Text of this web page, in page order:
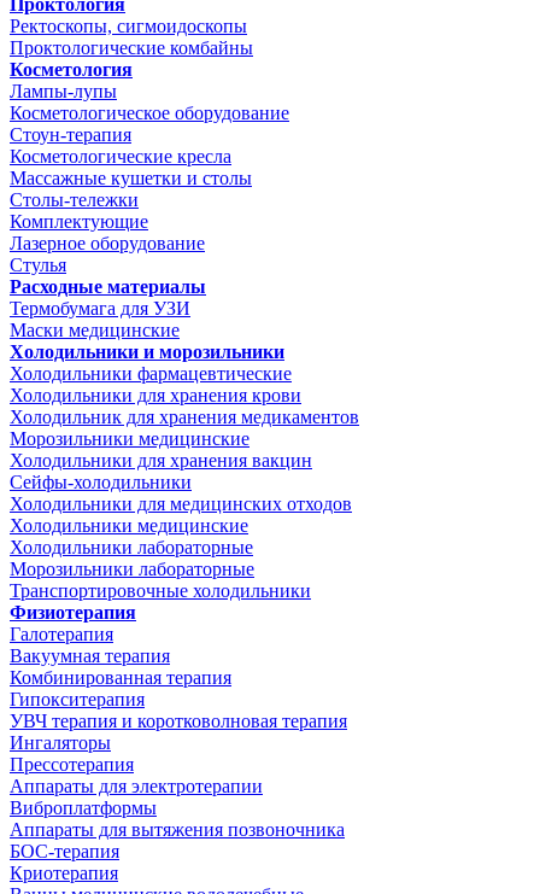
Проктология
Ректоскопы, сигмоидоскопы
Проктологические комбайны
Косметология
Лампы-лупы
Косметологическое оборудование
Стоун-терапия
Косметологические кресла
Массажные кушетки и столы
Столы-тележки
Комплектующие
Лазерное оборудование
Стулья
Расходные материалы
Термобумага для УЗИ
Маски медицинские
Холодильники и морозильники
Холодильники фармацевтические
Холодильники для хранения крови
Холодильник для хранения медикаментов
Морозильники медицинские
Холодильники для хранения вакцин
Сейфы-холодильники
Холодильники для медицинских отходов
Холодильники медицинские
Холодильники лабораторные
Морозильники лабораторные
Транспортировочные холодильники
Физиотерапия
Галотерапия
Вакуумная терапия
Комбинированная терапия
Гипокситерапия
УВЧ терапия и коротковолновая терапия
Ингаляторы
Прессотерапия
Аппараты для электротерапии
Виброплатформы
Аппараты для вытяжения позвоночника
БОС-терапия
Криотерапия